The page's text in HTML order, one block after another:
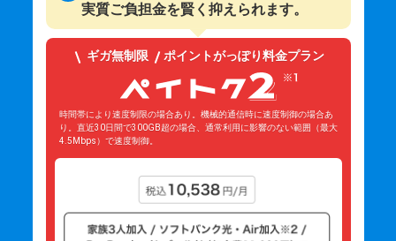
実質ご負担金を賢く抑えられます。
ギガ無制限 ポイントがっぽり料金プラン
時間帯により速度制限の場合あり。機械的通信時に速度制御の場合あ
り。直近30日間で300GB超の場合、通常利用に影響のない範囲（最大
4.5Mbps）で速度制御。